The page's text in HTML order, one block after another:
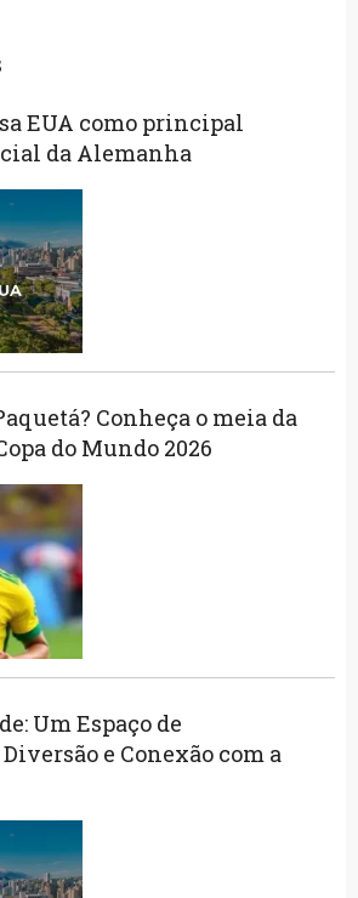
EUA como principal
da Alemanha
Conheça o meia da
do Mundo 2026
Um Espaço de
e Conexão com a